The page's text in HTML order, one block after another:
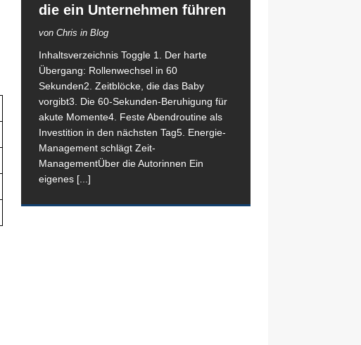
die ein Unternehmen führen
von Chris in Blog
Inhaltsverzeichnis Toggle 1. Der harte
Übergang: Rollenwechsel in 60
Sekunden2. Zeitblöcke, die das Baby
vorgibt3. Die 60-Sekunden-Beruhigung für
akute Momente4. Feste Abendroutine als
Investition in den nächsten Tag5. Energie-
Management schlägt Zeit-
ManagementÜber die Autorinnen Ein
eigenes [...]